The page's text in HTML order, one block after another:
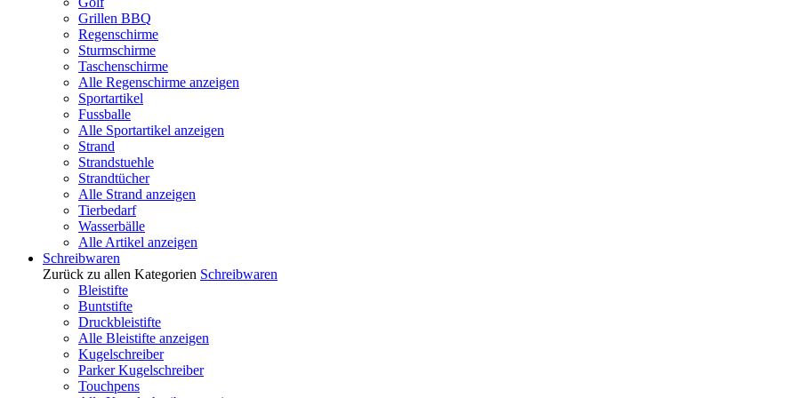
Grillen BBQ
Regenschirme
Sturmschirme
Taschenschirme
Alle Regenschirme anzeigen
Sportartikel
Fussballe
Alle Sportartikel anzeigen
Strand
Strandstuehle
Strandtücher
Alle Strand anzeigen
Tierbedarf
Wasserbälle
Alle Artikel anzeigen
Schreibwaren
Zurück zu allen Kategorien Schreibwaren
Bleistifte
Buntstifte
Druckbleistifte
Alle Bleistifte anzeigen
Kugelschreiber
Parker Kugelschreiber
Touchpens